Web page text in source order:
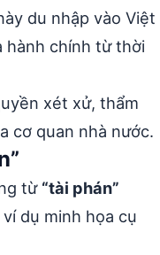
du nhập vào Việt
hành chính từ thời
xét xử, thẩm
cơ quan nhà nước.
từ “tài phán”
dụ minh họa cụ